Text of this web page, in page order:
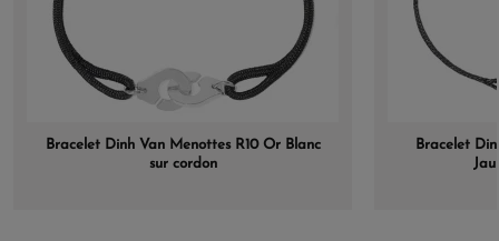
Bracelet Dinh Van Menottes R10 Or Blanc
sur cordon
Bracelet